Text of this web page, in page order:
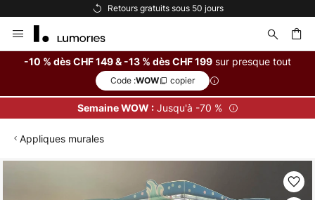
Retours gratuits sous 50 jours
Allez
au
contenu
-10 % dès CHF 149 & -13 % dès CHF 199 sur presque tout
Code :WOW copier
Semaine WOW :Jusqu'à -70 %
Appliques murales